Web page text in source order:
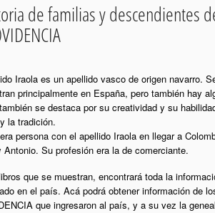
de familias y descendientes
Iraola es un apellido vasco de origen navarro.
principalmente en España, pero también hay
se destaca por su creatividad y su
la tradición.
persona con el apellido Iraola en llegar a
Antonio. Su profesión era la de comerciante.
que se muestran, encontrará toda la
en el país. Acá podrá obtener información de
que ingresaron al país, y a su vez la